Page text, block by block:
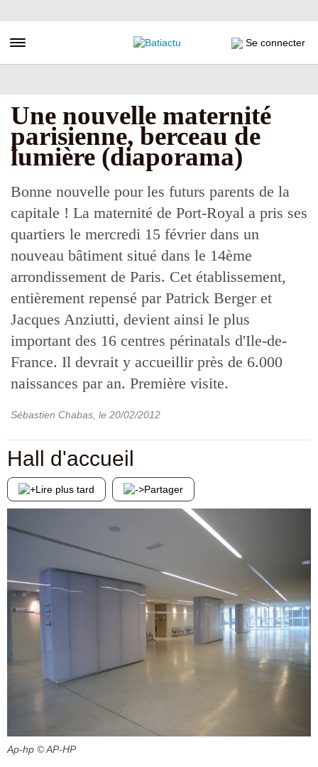
au
principal
Toggle navigation Se connecter
Une nouvelle maternité
parisienne, berceau de
lumière (diaporama)
Bonne nouvelle pour les futurs parents de la
capitale ! La maternité de Port-Royal a pris ses
quartiers le mercredi 15 février dans un
nouveau bâtiment situé dans le 14ème
arrondissement de Paris. Cet établissement,
entièrement repensé par Patrick Berger et
Jacques Anziutti, devient ainsi le plus
important des 16 centres périnatals d'Ile-de-
France. Il devrait y accueillir près de 6.000
naissances par an. Première visite.
Sébastien Chabas , le 20/02/2012
Hall d'accueil
Lire plus tard Partager
Ap-hp © AP-HP